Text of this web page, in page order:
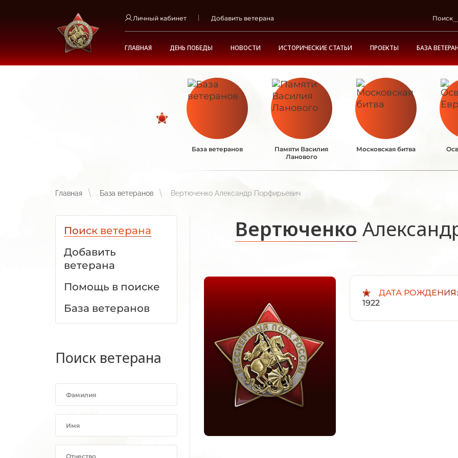
Личный кабинет Добавить ветерана Поиск
ГЛАВНАЯ ДЕНЬ ПОБЕДЫ НОВОСТИ ИСТОРИЧЕСКИЕ СТАТЬИ ПРОЕКТЫ БАЗА
База ветеранов
Памяти Василия
Ланового
Московская битва
Главная База ветеранов Вертюченко Александр Порфирьевич
Поиск ветерана
Добавить
ветерана
Помощь в поиске
База ветеранов
Поиск ветерана
Вертюченко
ДАТА РОЖДЕНИЯ:
1922